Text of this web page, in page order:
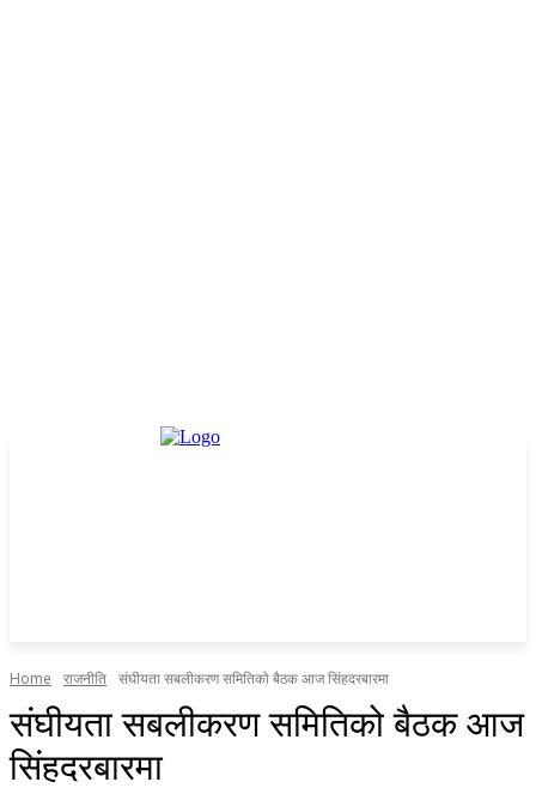
Home राजनीति संघीयता सबलीकरण समितिको बैठक आज सिंहदरबारमा
संघीयता सबलीकरण समितिको बैठक आज
सिंहदरबारमा